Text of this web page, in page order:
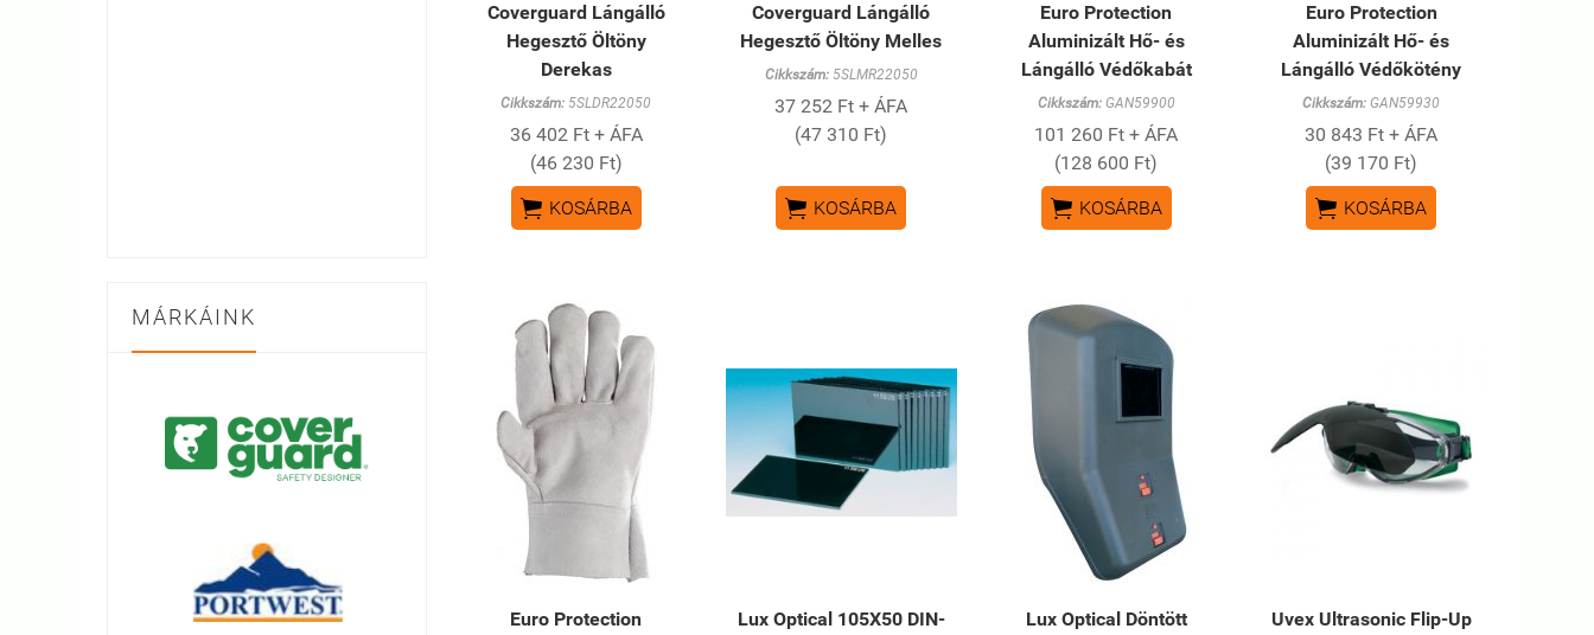
MÁRKÁINK
Coverguard Lángálló
Hegesztő Öltöny
Derekas
Cikkszám: 5SLDR22050
36 402 Ft + ÁFA
(46 230 Ft)
 KOSÁRBA
Coverguard Lángálló
Hegesztő Öltöny Melles
Cikkszám:5SLMR22050
37 252 Ft + ÁFA
(47 310 Ft)
 KOSÁRBA
Euro Protection
Aluminizált Hő- és
Lángálló Védőkabát
Cikkszám:GAN59900
101 260 Ft + ÁFA
(128 600 Ft)
 KOSÁRBA
Euro Protection
Aluminizált Hő- és
Lángálló Védőkötény
Cikkszám: GAN59930
30 843 Ft + ÁFA
(39 170 Ft)
 KOSÁRBA
Euro Protection
Lux Optical 105X50 DIN-
Lux Optical Döntött
Uvex Ultrasonic Flip-Up